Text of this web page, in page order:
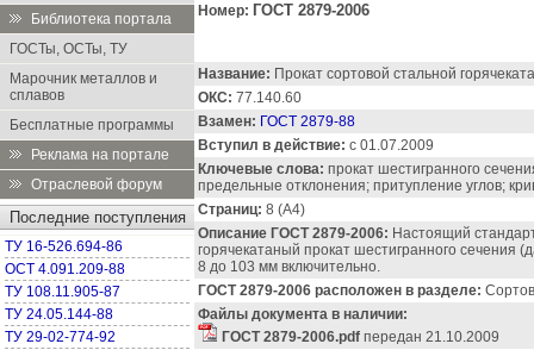
Библиотека портала
ГОСТы, ОСТы, ТУ
Марочник металлов и
сплавов
Бесплатные программы
Реклама на портале
Отраслевой форум
Последние поступления
ТУ 16-526.694-86
ОСТ 4.091.209-88
ТУ 108.11.905-87
ТУ 24.05.144-88
ТУ 29-02-774-92
Номер: ГОСТ 2879-2006
Название: Прокат сортовой стальной
ОКС: 77.140.60
Взамен: ГОСТ 2879-88
Вступил в действие: с 01.07.2009
Ключевые слова: прокат шестигранного
предельные отклонения; притупление углов;
Страниц: 8 (A4)
Описание ГОСТ 2879-2006: Настоящий
горячекатаный прокат шестигранного сечения
8 до 103 мм включительно.
ГОСТ 2879-2006 расположен в разделе:
Файлы документа в наличии:
ГОСТ 2879-2006.pdf передан 21.10.2009